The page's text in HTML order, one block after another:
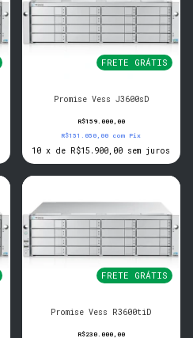
FRETE GRÁTIS
Promise Vess J3600sD
R$159.000,00
R$151.050,00 com Pix
10 x de R$15.900,00 sem juros
FRETE GRÁTIS
Promise Vess R3600tiD
R$230.000,00